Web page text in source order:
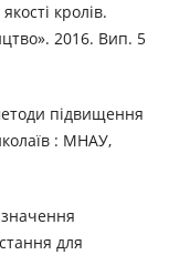
кролів.
2016. Вип. 5
підвищення
: МНАУ,
для